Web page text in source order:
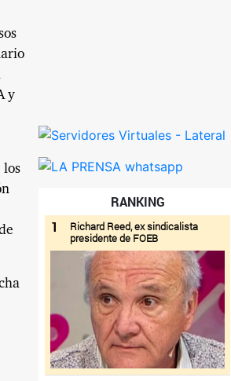
y
los
RANKING
1
Richard Reed, ex sindicalista
presidente de FOEB